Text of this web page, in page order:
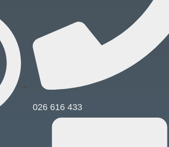
026 616 433